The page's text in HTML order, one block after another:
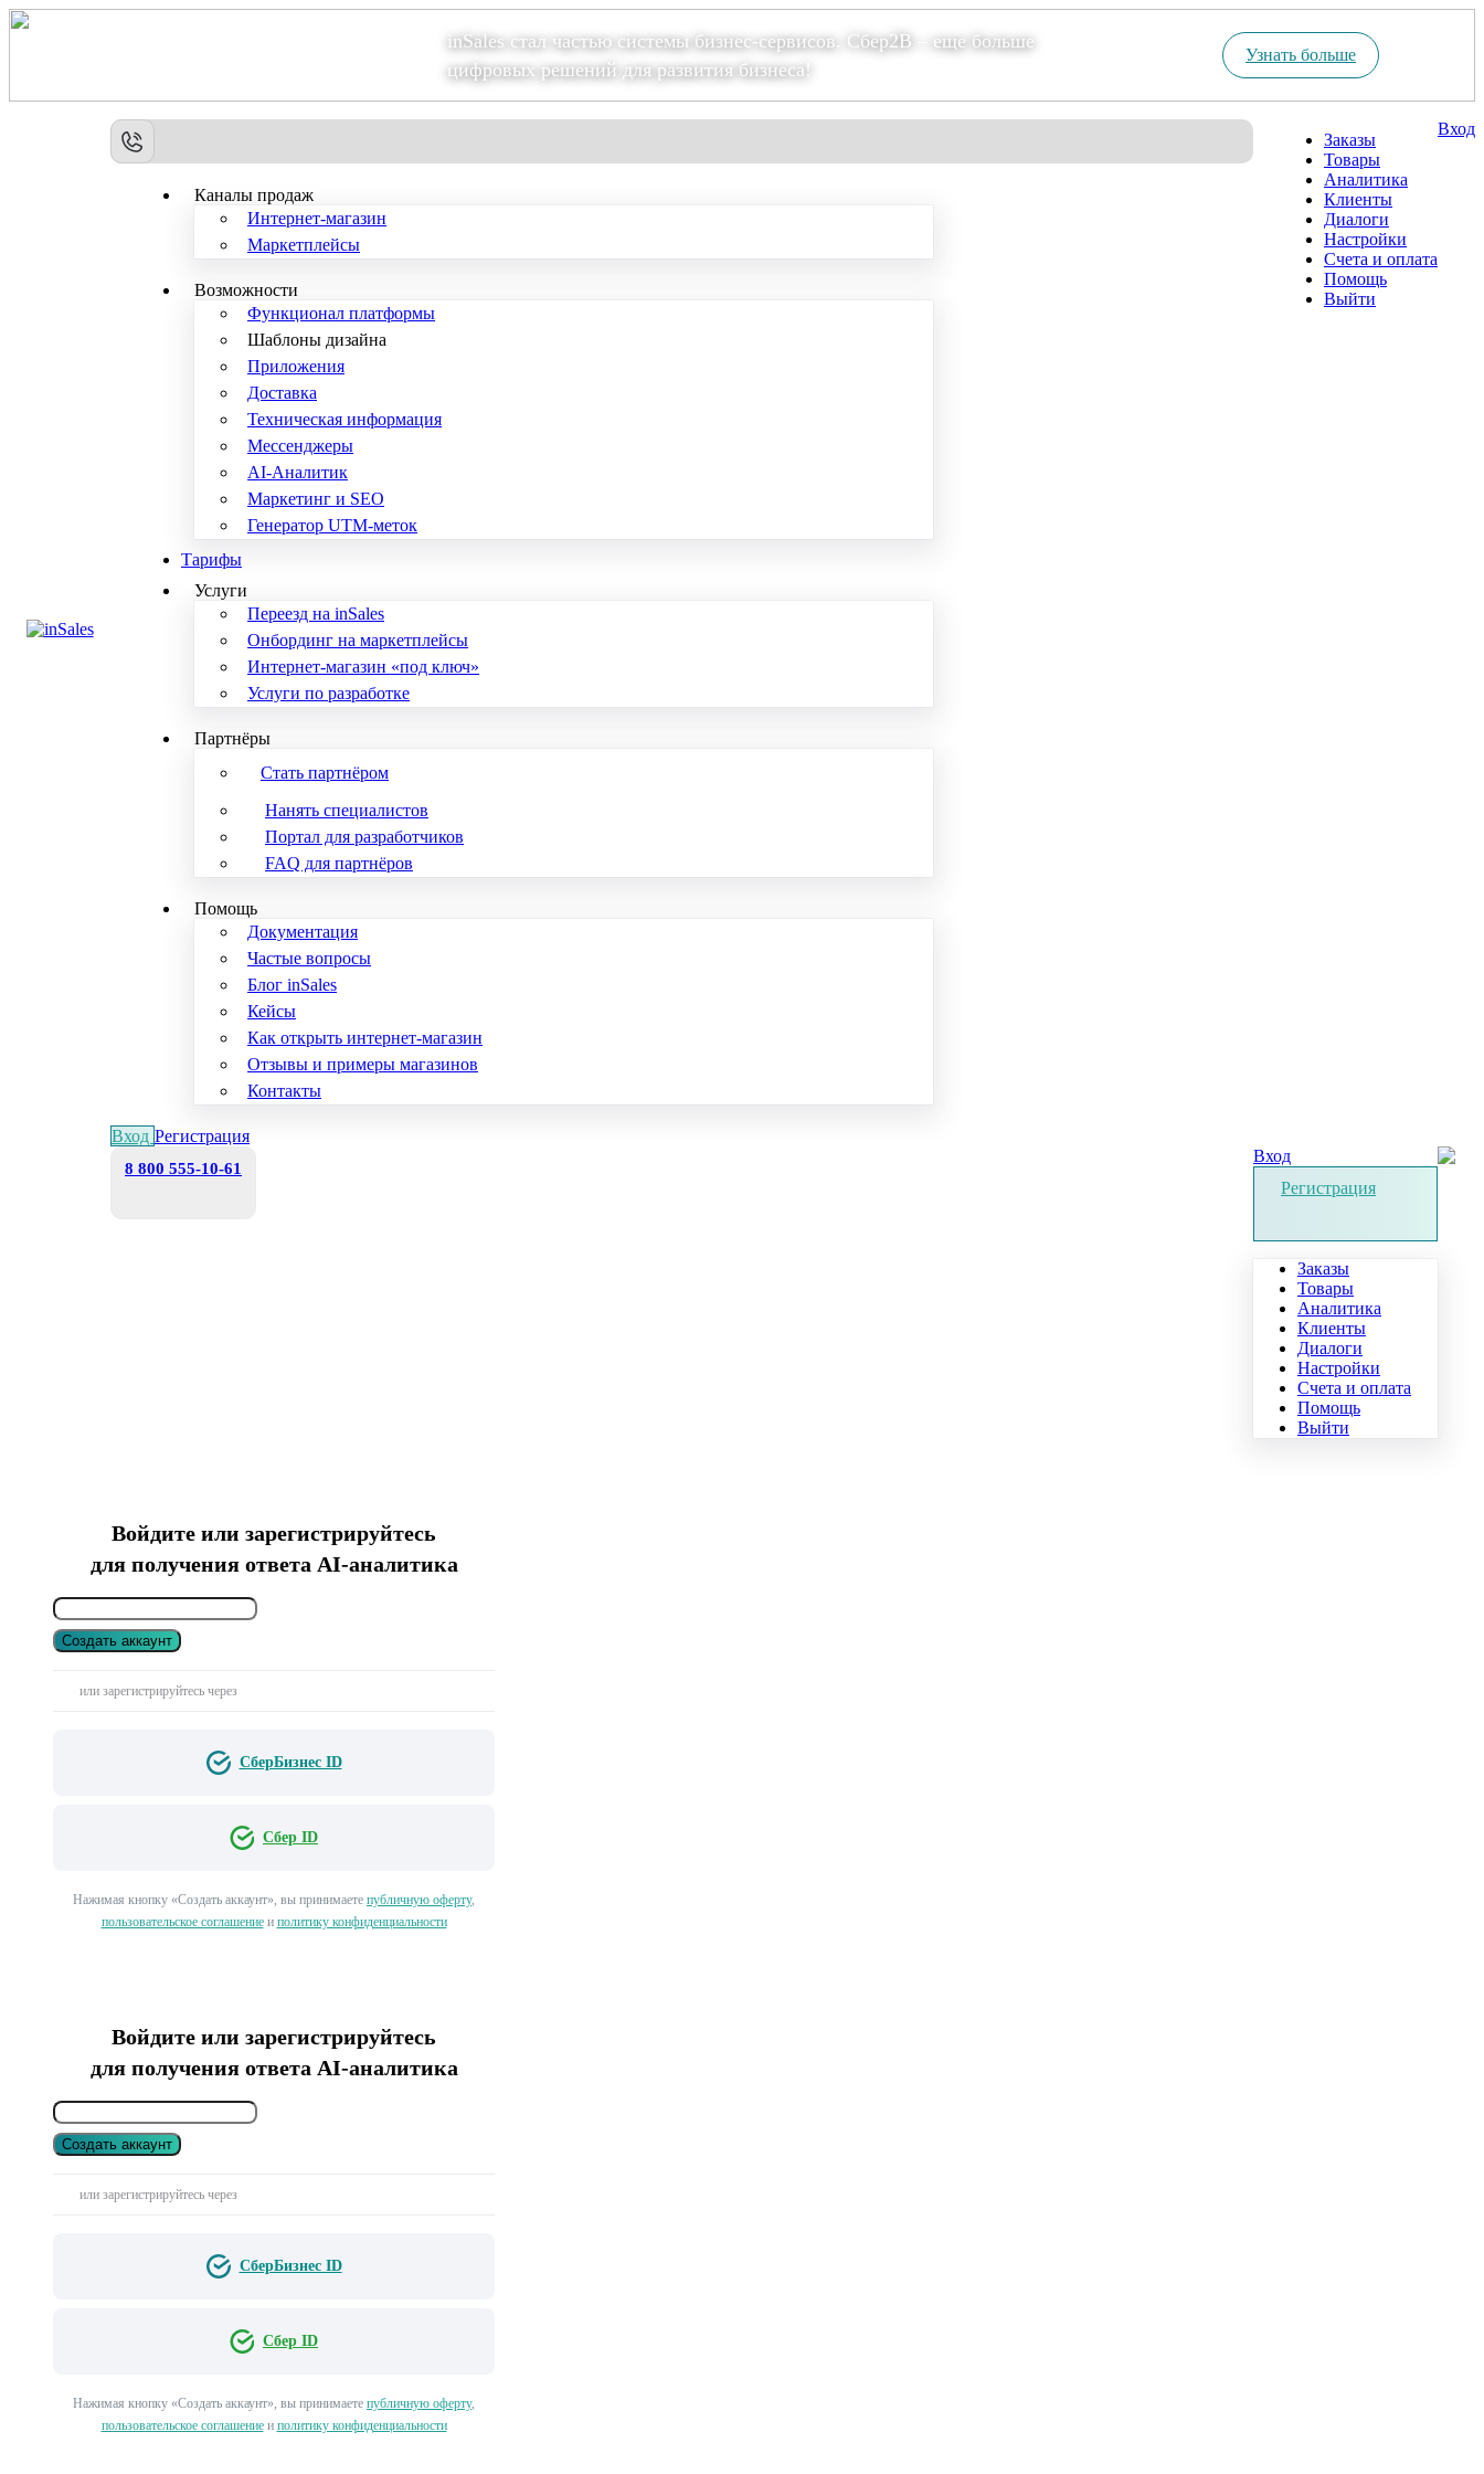
inSales стал частью системы бизнес-сервисов. Сбер2В – еще больше
цифровых решений для развития бизнеса!
Узнать больше
Каналы продаж
Интернет-магазин
Маркетплейсы
Возможности
Функционал платформы
Шаблоны дизайна
Приложения
Доставка
Техническая информация
Мессенджеры
AI-Аналитик
Маркетинг и SEO
Генератор UTM-меток
Тарифы
Услуги
Переезд на inSales
Онбординг на маркетплейсы
Интернет-магазин «под ключ»
Услуги по разработке
Партнёры
Стать партнёром
Нанять специалистов
Портал для разработчиков
FAQ для партнёров
Помощь
Документация
Частые вопросы
Блог inSales
Кейсы
Как открыть интернет-магазин
Отзывы и примеры магазинов
Контакты
Вход Регистрация
Заказы
Товары
Аналитика
Клиенты
Диалоги
Настройки
Счета и оплата
Помощь
Выйти
Вход
8 800 555-10-61
Вход
Регистрация
Заказы
Товары
Аналитика
Клиенты
Диалоги
Настройки
Счета и оплата
Помощь
Выйти
Войдите или зарегистрируйтесь
для получения ответа AI-аналитика
Создать аккаунт
или зарегистрируйтесь через
СберБизнес ID
Сбер ID
Нажимая кнопку «Создать аккаунт», вы принимаете публичную оферту,
пользовательское соглашениеи политику конфиденциальности
Войдите или зарегистрируйтесь
для получения ответа AI-аналитика
Создать аккаунт
или зарегистрируйтесь через
СберБизнес ID
Сбер ID
Нажимая кнопку «Создать аккаунт», вы принимаете публичную оферту,
пользовательское соглашениеи политику конфиденциальности